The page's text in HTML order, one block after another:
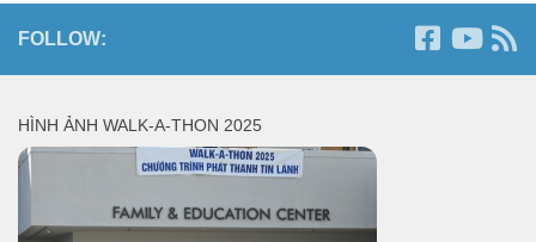
FOLLOW:
HÌNH ẢNH WALK-A-THON 2025